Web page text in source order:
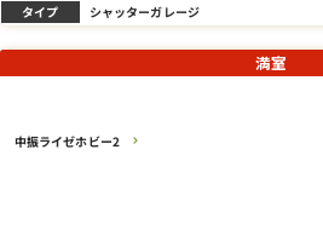
タイプ シャッターガレージ
中振ライゼホビー2
満室